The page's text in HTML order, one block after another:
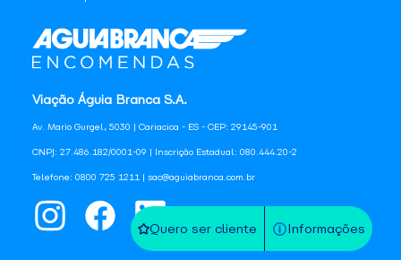
Quero ser cliente Informações
Viação Águia Branca S.A.
Av. Mario Gurgel, 5030 | Cariacica - ES - CEP: 29145-901
CNPJ: 27.486.182/0001-09 | Inscrição Estadual: 080.444.20-2
Telefone: 0800 725 1211 | sac@aguiabranca.com.br